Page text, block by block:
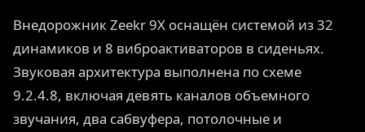
Внедорожник Zeekr 9X оснащён системой из 32
динамиков и 8 виброактиваторов в сиденьях.
Звуковая архитектура выполнена по схеме
9.2.4.8, включая девять каналов объемного
звучания, два сабвуфера, потолочные и